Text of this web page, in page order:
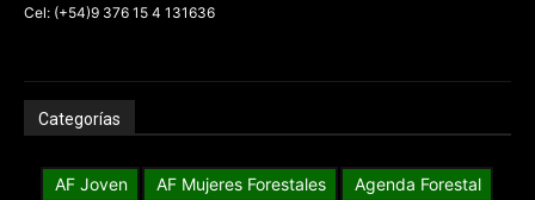
Cel: (+54)9 376 15 4 131636
Categorías
AF Joven AF Mujeres Forestales
Agenda Forestal